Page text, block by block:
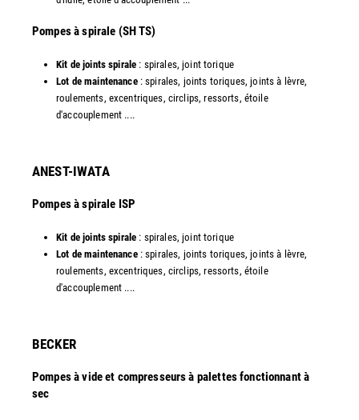
​Pompes à spirale (SH TS)
Kit de joints spirale : spirales, joint torique
Lot de maintenance: spirales, joints toriques, joints à lèvre,
roulements, excentriques, circlips, ressorts, étoile
d'accouplement ....​
ANEST-IWATA
Pompes à spirale ISP
Kit de joints spirale : spirales, joint torique
Lot de maintenance: spirales, joints toriques, joints à lèvre,
roulements, excentriques, circlips, ressorts, étoile
d'accouplement ....
​BECKER
Pompes à vide et compresseurs à palettes fonctionnant à
sec